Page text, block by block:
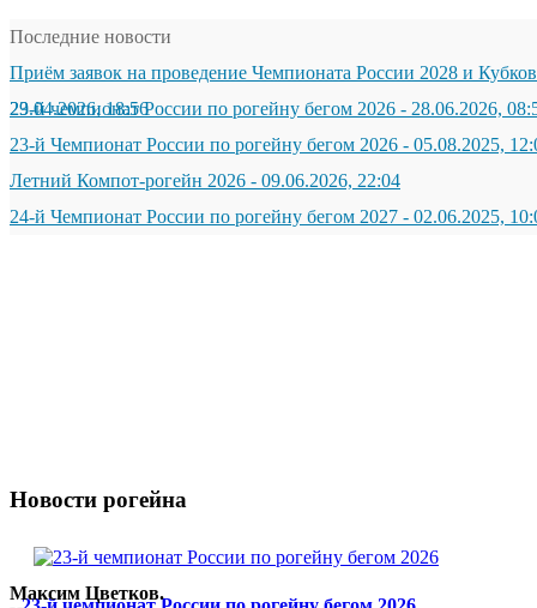
Последние новости
Приём заявок на проведение Чемпионата России 2028 и
29.04.2026, 18:56
23-й чемпионат России по рогейну бегом 2026 - 28.06.2026,
23-й Чемпионат России по рогейну бегом 2026 - 05.08.2025,
Летний Компот-рогейн 2026 - 09.06.2026, 22:04
24-й Чемпионат России по рогейну бегом 2027 - 02.06.2025,
Максим Цветков. Чемпионат мира
11 августа 2025
Максим Цветков.
Новости рогейна